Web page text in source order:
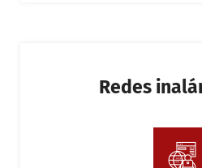
Redes